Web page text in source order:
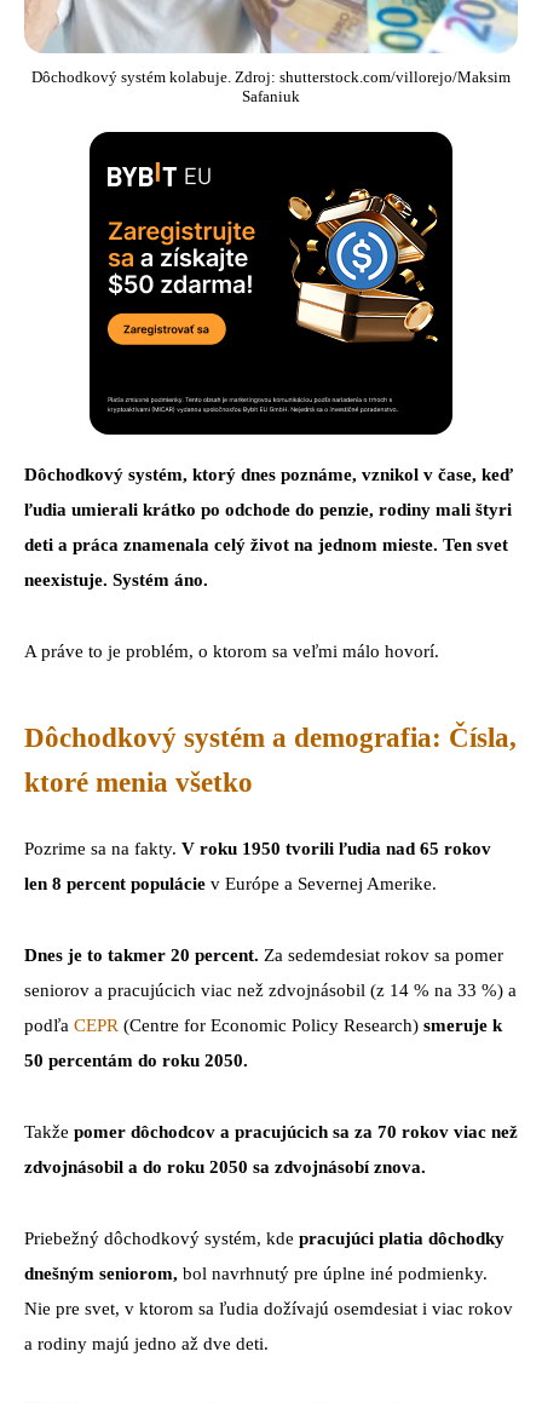
Dôchodkový systém kolabuje. Zdroj: shutterstock.com/villorejo/Maksim
Safaniuk
Dôchodkový systém, ktorý dnes poznáme, vznikol v čase, keď
ľudia umierali krátko po odchode do penzie, rodiny mali štyri
deti a práca znamenala celý život na jednom mieste. Ten svet
neexistuje. Systém áno.
A práve to je problém, o ktorom sa veľmi málo hovorí.
Dôchodkový systém a demografia: Čísla,
ktoré menia všetko
Pozrime sa na fakty. V roku 1950 tvorili ľudia nad 65 rokov
len 8 percent populácie v Európe a Severnej Amerike.
Dnes je to takmer 20 percent. Za sedemdesiat rokov sa pomer
seniorov a pracujúcich viac než zdvojnásobil (z 14 % na 33 %) a
podľa CEPR (Centre for Economic Policy Research) smeruje k
50 percentám do roku 2050.
Takže pomer dôchodcov a pracujúcich sa za 70 rokov viac než
zdvojnásobil a do roku 2050 sa zdvojnásobí znova.
Priebežný dôchodkový systém, kde pracujúci platia dôchodky
dnešným seniorom, bol navrhnutý pre úplne iné podmienky.
Nie pre svet, v ktorom sa ľudia dožívajú osemdesiat i viac rokov
a rodiny majú jedno až dve deti.